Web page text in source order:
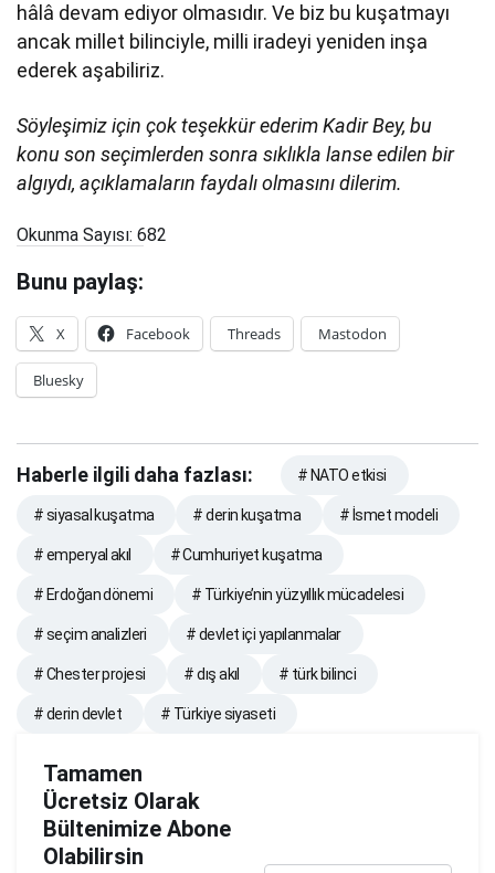
hâlâ devam ediyor olmasıdır. Ve biz bu kuşatmayı
ancak millet bilinciyle, milli iradeyi yeniden inşa
ederek aşabiliriz.
Söyleşimiz için çok teşekkür ederim Kadir Bey, bu
konu son seçimlerden sonra sıklıkla lanse edilen bir
algıydı, açıklamaların faydalı olmasını dilerim.
Okunma Sayısı: 682
Bunu paylaş:
X Facebook Threads Mastodon
Bluesky
Haberle ilgili daha fazlası: # NATO etkisi
# siyasal kuşatma # derin kuşatma # İsmet modeli
# emperyal akıl # Cumhuriyet kuşatma
# Erdoğan dönemi # Türkiye’nin yüzyıllık mücadelesi
# seçim analizleri # devlet içi yapılanmalar
# Chester projesi # dış akıl # türk bilinci
# derin devlet # Türkiye siyaseti
Tamamen
Ücretsiz Olarak
Bültenimize Abone
Olabilirsin